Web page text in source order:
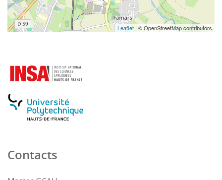
Leaflet | © OpenStreetMap contributors
Contacts